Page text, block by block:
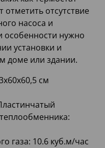
отсутствие
насоса и
особенности нужно
установки и
доме или здании.
см
газа: 10.6 куб.м/час